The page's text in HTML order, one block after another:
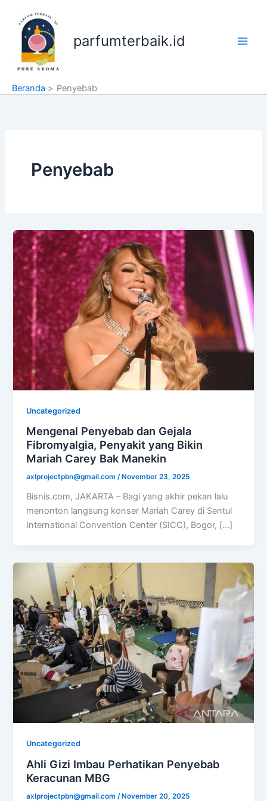
konten
parfumterbaik.id
Beranda Penyebab
Penyebab
Uncategorized
Mengenal Penyebab dan Gejala
Fibromyalgia, Penyakit yang Bikin
Mariah Carey Bak Manekin
axlprojectpbn@gmail.com/ November 23, 2025
Bisnis.com, JAKARTA – Bagi yang akhir pekan lalu
menonton langsung konser Mariah Carey di Sentul
International Convention Center (SICC), Bogor, […]
Uncategorized
Ahli Gizi Imbau Perhatikan Penyebab
Keracunan MBG
axlprojectpbn@gmail.com /November 20, 2025